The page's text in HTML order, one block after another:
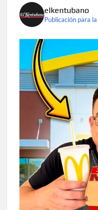
elkentubano
Publicación para